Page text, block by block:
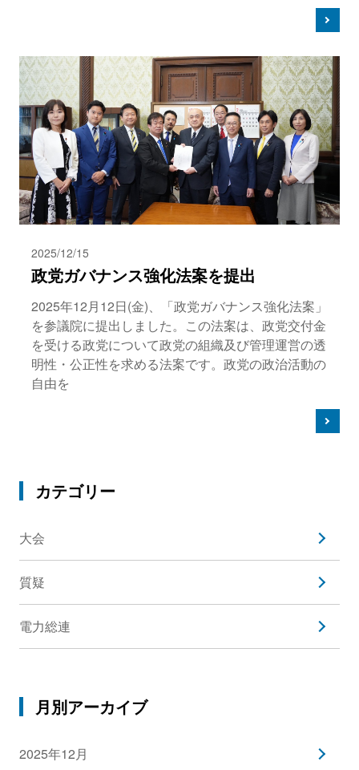
2025/12/15
政党ガバナンス強化法案を提出
2025年12月12日(金)、「政党ガバナンス強化法案」
を参議院に提出しました。この法案は、政党交付金
を受ける政党について政党の組織及び管理運営の透
明性・公正性を求める法案です。政党の政治活動の
自由を
カテゴリー
大会
質疑
電力総連
月別アーカイブ
2025年12月